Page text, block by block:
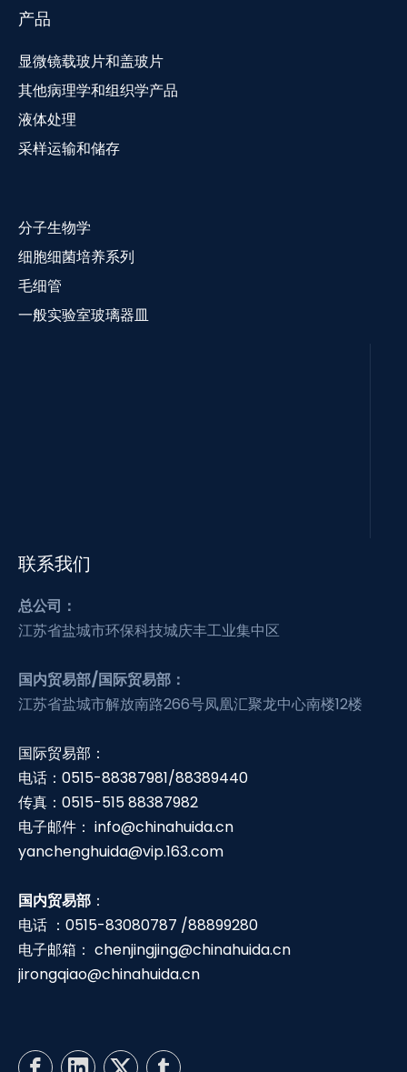
产品
显微镜载玻片和盖玻片
其他病理学和组织学产品
液体处理
采样运输和储存
分子生物学
细胞细菌培养系列
毛细管
一般实验室玻璃器皿
联系我们
总公司：
江苏省盐城市环保科技城庆丰工业集中区
国内贸易部/国际贸易部：
江苏省盐城市解放南路266号凤凰汇聚龙中心南楼12楼
国际贸易部：
电话：0515-88387981/88389440
传真：0515-515 88387982
电子邮件： info@chinahuida.cn
yanchenghuida@vip.163.com
国内贸易部 ：
电话 ：0515-83080787 /88899280
电子邮箱： chenjingjing@chinahuida.cn
jirongqiao@chinahuida.cn